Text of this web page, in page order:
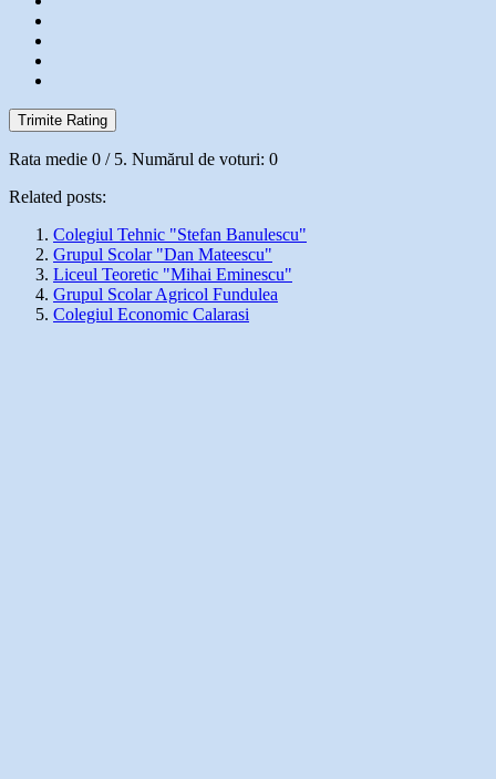
Trimite Rating
Rata medie 0 / 5. Numărul de voturi: 0
Related posts:
Colegiul Tehnic "Stefan Banulescu"
Grupul Scolar "Dan Mateescu"
Liceul Teoretic "Mihai Eminescu"
Grupul Scolar Agricol Fundulea
Colegiul Economic Calarasi